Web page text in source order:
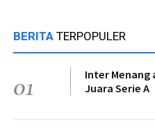
BERITA TERPOPULER
01
Inter Menang
Juara Serie A